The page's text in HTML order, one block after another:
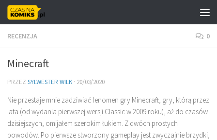
Skip to content
RECENZJA 0
Minecraft
PRZEZ SYLWESTER WILK · 20/03/2020
Nie przestaje mnie zadziwiać fenomen gry Minecraft, gry, którą przez
lata (od wydania pierwszej wersji Classic w 2009 roku), aż do czasów
dzisiejszych, omijałem szerokim łukiem. Z dwóch prostych
powodów. Po pierwsze stworzony gameplay jest zwyczajnie brzydki,